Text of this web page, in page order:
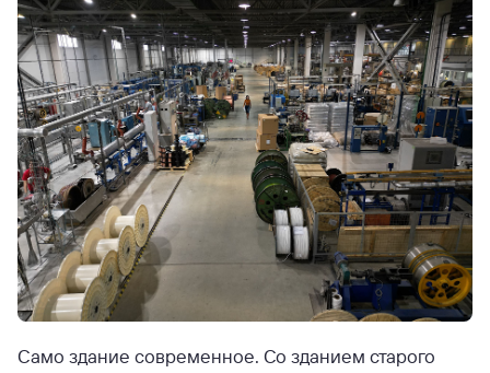
Само здание современное. Со зданием старого